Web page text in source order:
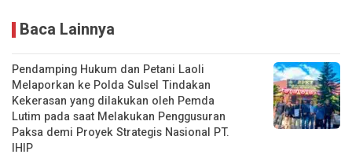
Baca Lainnya
Pendamping Hukum dan Petani Laoli
Melaporkan ke Polda Sulsel Tindakan
Kekerasan yang dilakukan oleh Pemda
Lutim pada saat Melakukan Penggusuran
Paksa demi Proyek Strategis Nasional PT.
IHIP